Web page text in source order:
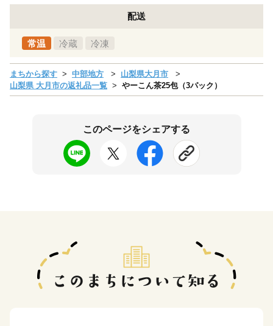
配送
常温 冷蔵 冷凍
まちから探す 中部地方
山梨県大月市
山梨県 大月市の返礼品一覧
やーこん茶25包（3パック）
このページをシェアする